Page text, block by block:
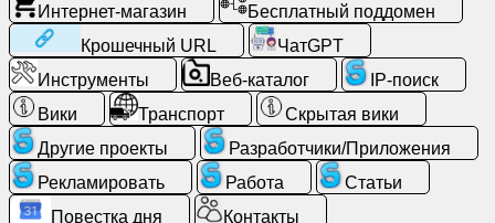
Разработчики/
Приложения
Инструменты
Работа
Интернет-магазин
Бесплатный поддомен
Крошечный URL
ЧатGPT
Инструменты
Веб-каталог
IP-поиск
Вики
Транспорт
Скрытая вики
Другие проекты
Разработчики/Приложения
Рекламировать
Работа
Статьи
Повестка дня
Контакты